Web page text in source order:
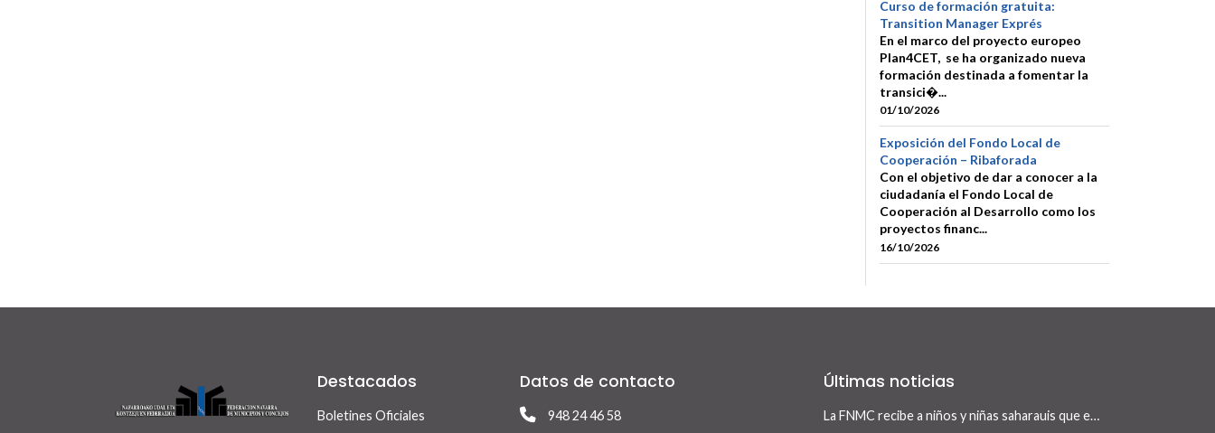
Curso de formación gratuita:
Transition Manager Exprés
En el marco del proyecto europeo
Plan4CET, se ha organizado nueva
formación destinada a fomentar la
transici�...
01/10/2026
Exposición del Fondo Local de
Cooperación – Ribaforada
Con el objetivo de dar a conocer a la
ciudadanía el Fondo Local de
Cooperación al Desarrollo como los
proyectos financ...
16/10/2026
Destacados
Boletines Oficiales
Datos de contacto
948 24 46 58
Últimas noticias
La FNMC recibe a niños y niñas saharauis que este verano visitan Navarra con el programa Vacaciones en Paz